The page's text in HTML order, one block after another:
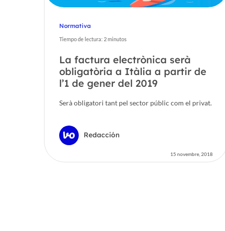
Normativa
Tiempo de lectura: 2minutos
La factura electrònica serà
obligatòria a Itàlia a partir de
l’1 de gener del 2019
Serà obligatori tant pel sector públic com el privat.
Redacción
15 novembre, 2018